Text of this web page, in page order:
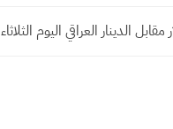
الدينار العراقي اليوم الثلاثاء 14 -...